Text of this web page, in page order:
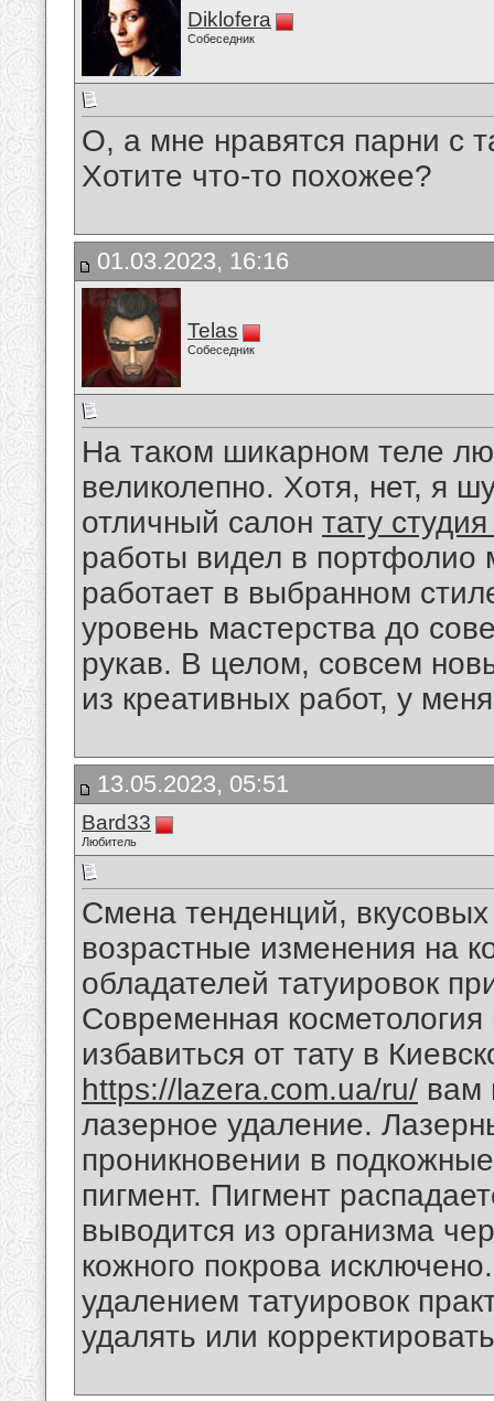
Diklofera
Собеседник
О, а мне нравятся парни с
Хотите что-то похожее?
01.03.2023, 16:16
Telas
Собеседник
На таком шикарном теле
великолепно. Хотя, нет, я
отличный салон тату
работы видел в портфолио
работает в выбранном
уровень мастерства до
рукав. В целом, совсем
из креативных работ, у
13.05.2023, 05:51
Bard33
Любитель
Смена тенденций,
возрастные изменения на
обладателей татуировок
Современная
избавиться от тату в
https://lazera.com.ua/ru/ вам
лазерное удаление.
проникновении в
пигмент. Пигмент
выводится из организма
кожного покрова
удалением татуировок
удалять или